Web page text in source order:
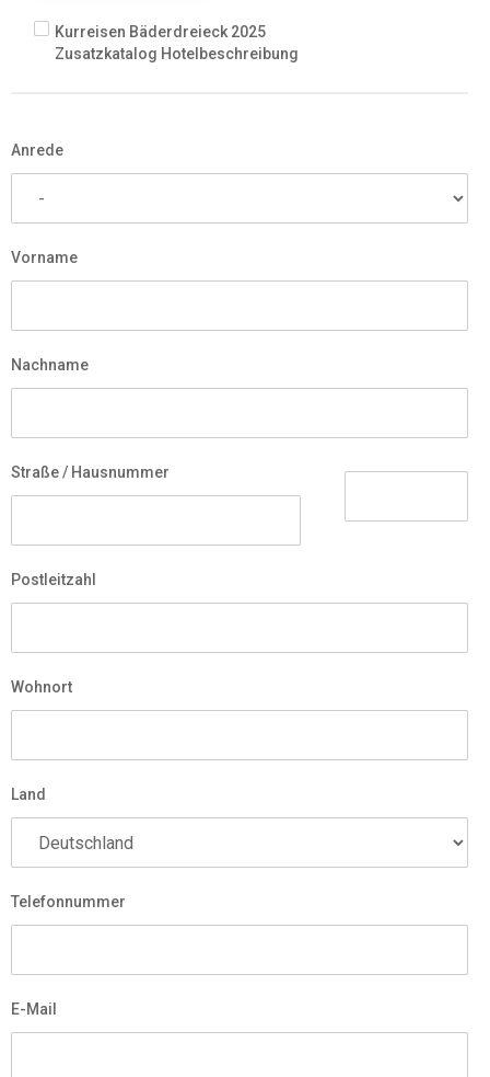
Kurreisen Bäderdreieck 2025
Zusatzkatalog Hotelbeschreibung
Anrede
Vorname
Nachname
Straße / Hausnummer
Postleitzahl
Wohnort
Land
Telefonnummer
E-Mail